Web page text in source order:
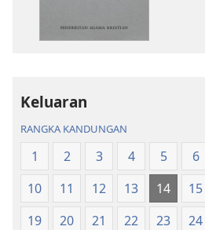
Keluaran
RANGKA KANDUNGAN
1 2 3 4 5 6
10
11 12 13 14 15
19
20 21 22 23 24